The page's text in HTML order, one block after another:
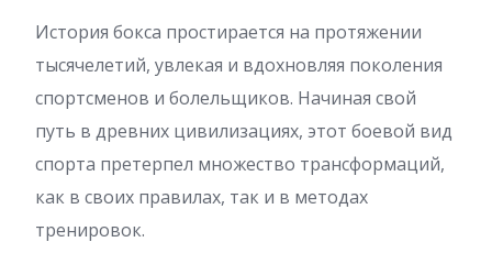
История бокса простирается на протяжении
тысячелетий, увлекая и вдохновляя поколения
спортсменов и болельщиков. Начиная свой
путь в древних цивилизациях, этот боевой вид
спорта претерпел множество трансформаций,
как в своих правилах, так и в методах
тренировок.